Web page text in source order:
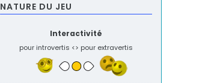
NATURE DU JEU
Interactivité
pour introvertis <> pour extravertis